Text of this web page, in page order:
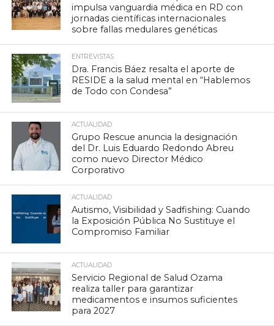
impulsa vanguardia médica en RD con
jornadas científicas internacionales
sobre fallas medulares genéticas
ENTREVISTAS
Dra. Francis Báez resalta el aporte de
RESIDE a la salud mental en “Hablemos
de Todo con Condesa”
ACTUALIDAD
Grupo Rescue anuncia la designación
del Dr. Luis Eduardo Redondo Abreu
como nuevo Director Médico
Corporativo
ACTUALIDAD
Autismo, Visibilidad y Sadfishing: Cuando
la Exposición Pública No Sustituye el
Compromiso Familiar
ACTUALIDAD
Servicio Regional de Salud Ozama
realiza taller para garantizar
medicamentos e insumos suficientes
para 2027